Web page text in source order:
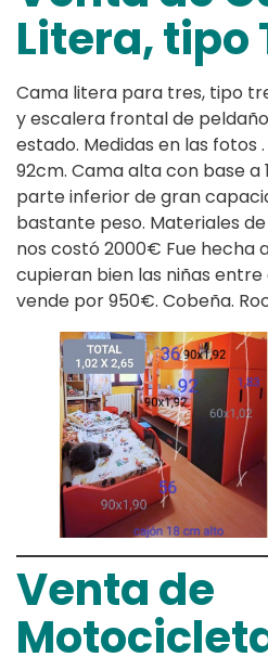
Litera, tipo
Cama litera para tres, tipo
y escalera frontal de
estado. Medidas en las fotos
92cm. Cama alta con base a
parte inferior de gran
bastante peso. Materiales
nos costó 2000€ Fue hecha
cupieran bien las niñas
vende por 950€. Cobeña.
Venta de